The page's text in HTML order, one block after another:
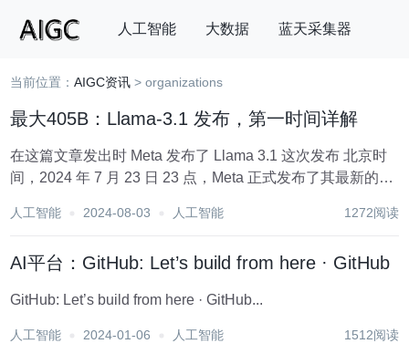
人工智能 大数据 蓝天采集器
搜索
当前位置：AIGC资讯 > organizations
最大405B：Llama-3.1 发布，第一时间详解
在这篇文章发出时 Meta 发布了 Llama 3.1 这次发布 北京时
间，2024 年 7 月 23 日 23 点，Meta 正式发布了其最新的开
上下文提升到了...
人工智能 2024-08-03 人工智能 1272阅读
AI平台：GitHub: Let’s build from here · GitHub
GitHub: Let’s build from here · GitHub...
人工智能 2024-01-06 人工智能 1512阅读